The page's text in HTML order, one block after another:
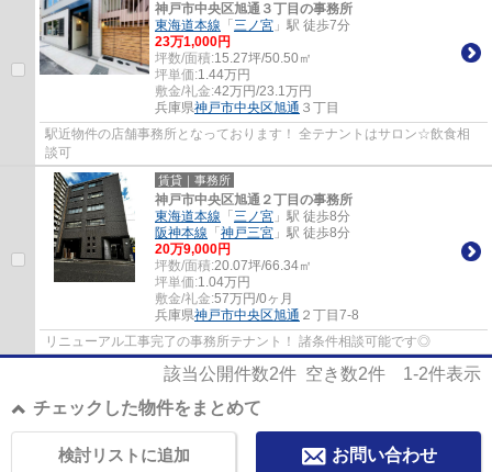
神戸市中央区旭通３丁目の事務所
東海道本線 「 三ノ宮 」駅 徒歩7分
23万1,000円
坪数/面積:15.27坪/50.50㎡
坪単価:1.44万円
敷金/礼金:42万円/23.1万円
兵庫県神戸市中央区旭通 ３丁目
駅近物件の店舗事務所となっております！ 全テナントはサロン☆飲食相
談可
賃貸｜事務所
神戸市中央区旭通２丁目の事務所
東海道本線 「 三ノ宮 」駅 徒歩8分
阪神本線 「 神戸三宮 」駅 徒歩8分
20万9,000円
坪数/面積:20.07坪/66.34㎡
坪単価:1.04万円
敷金/礼金:57万円/0ヶ月
兵庫県神戸市中央区旭通 ２丁目7-8
リニューアル工事完了の事務所テナント！ 諸条件相談可能です◎
該当公開件数2件 空き数2件 1-2件表示
チェックした物件をまとめて
お問い合わせ
検討リストに追加